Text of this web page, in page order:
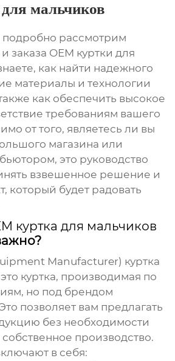
мальчиков
подробно рассмотрим
заказа OEM куртки для
как найти надежного
материалы и технологии
как обеспечить высокое
требованиям вашего
от того, являетесь ли вы
магазина или
это руководство
взвешенное решение и
который будет радовать
куртка для мальчиков
Manufacturer) куртка
куртка, производимая по
но под брендом
позволяет вам предлагать
без необходимости
производство.
в себя: